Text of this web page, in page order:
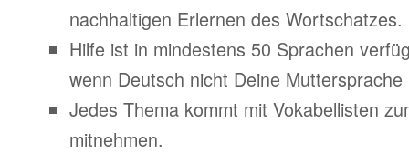
nachhaltigen Erlernen des Wortschatzes.
Hilfe ist in mindestens 50 Sprachen
wenn Deutsch nicht Deine Muttersprache
Jedes Thema kommt mit Vokabellisten
mitnehmen.